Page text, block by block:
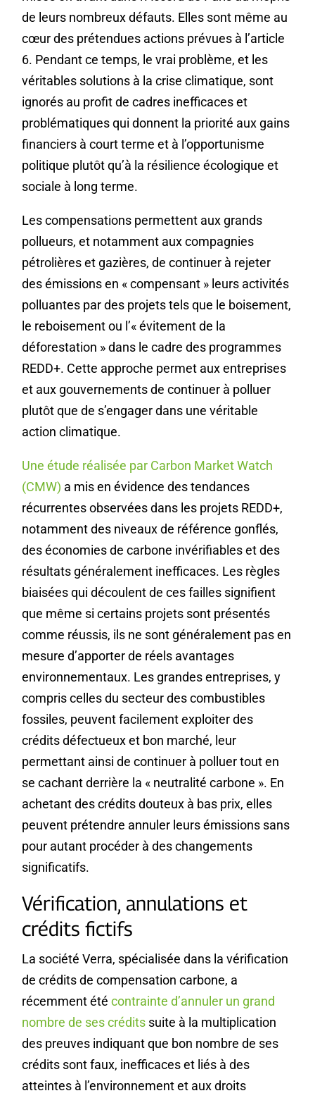
de leurs nombreux défauts. Elles sont même au
cœur des prétendues actions prévues à l’article
6. Pendant ce temps, le vrai problème, et les
véritables solutions à la crise climatique, sont
ignorés au profit de cadres inefficaces et
problématiques qui donnent la priorité aux gains
financiers à court terme et à l’opportunisme
politique plutôt qu’à la résilience écologique et
sociale à long terme.
Les compensations permettent aux grands
pollueurs, et notamment aux compagnies
pétrolières et gazières, de continuer à rejeter
des émissions en « compensant » leurs activités
polluantes par des projets tels que le boisement,
le reboisement ou l’« évitement de la
déforestation » dans le cadre des programmes
REDD+. Cette approche permet aux entreprises
et aux gouvernements de continuer à polluer
plutôt que de s’engager dans une véritable
action climatique.
Une étude réalisée par Carbon Market Watch
(CMW) a mis en évidence des tendances
récurrentes observées dans les projets REDD+,
notamment des niveaux de référence gonflés,
des économies de carbone invérifiables et des
résultats généralement inefficaces. Les règles
biaisées qui découlent de ces failles signifient
que même si certains projets sont présentés
comme réussis, ils ne sont généralement pas en
mesure d’apporter de réels avantages
environnementaux. Les grandes entreprises, y
compris celles du secteur des combustibles
fossiles, peuvent facilement exploiter des
crédits défectueux et bon marché, leur
permettant ainsi de continuer à polluer tout en
se cachant derrière la « neutralité carbone ». En
achetant des crédits douteux à bas prix, elles
peuvent prétendre annuler leurs émissions sans
pour autant procéder à des changements
significatifs.
Vérification, annulations et
crédits fictifs
La société Verra, spécialisée dans la vérification
de crédits de compensation carbone, a
récemment étécontrainte d’annuler un grand
nombre de ses crédits suite à la multiplication
des preuves indiquant que bon nombre de ses
crédits sont faux, inefficaces et liés à des
atteintes à l’environnement et aux droits